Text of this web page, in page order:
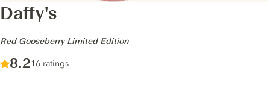
Daffy's
-
Red Gooseberry Limited Edition
Score :
8.2/ 10
16 ratings